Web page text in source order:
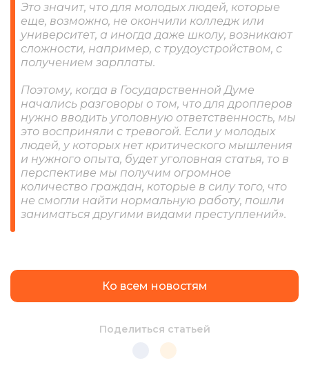
Это значит, что для молодых людей, которые
еще, возможно, не окончили колледж или
университет, а иногда даже школу, возникают
сложности, например, с трудоустройством, с
получением зарплаты.
Поэтому, когда в Государственной Думе
начались разговоры о том, что для дропперов
нужно вводить уголовную ответственность, мы
это восприняли с тревогой. Если у молодых
людей, у которых нет критического мышления
и нужного опыта, будет уголовная статья, то в
перспективе мы получим огромное
количество граждан, которые в силу того, что
не смогли найти нормальную работу, пошли
заниматься другими видами преступлений».
Ко всем новостям
Поделиться статьей